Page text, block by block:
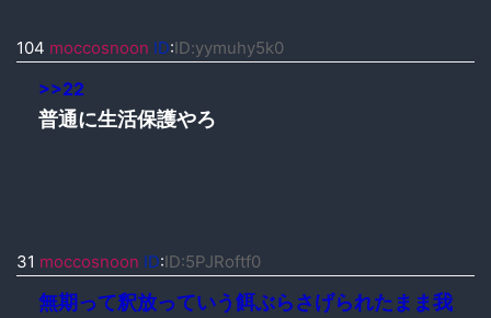
104 moccosnoon ID:ID:yymuhy5k0
>>22
普通に生活保護やろ
31 moccosnoon ID:ID:5PJRoftf0
無期って釈放っていう餌ぶらさげられたまま我